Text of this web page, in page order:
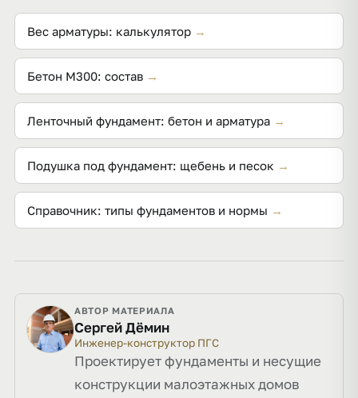
Вес арматуры: калькулятор →
Бетон М300: состав →
Ленточный фундамент: бетон и арматура →
Подушка под фундамент: щебень и песок →
Справочник: типы фундаментов и нормы →
АВТОР МАТЕРИАЛА
Сергей Дёмин
Инженер-конструктор ПГС
Проектирует фундаменты и несущие
конструкции малоэтажных домов